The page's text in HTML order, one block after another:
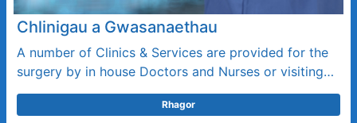
Chlinigau a Gwasanaethau
A number of Clinics & Services are provided for the
surgery by in house Doctors and Nurses or visiting…
Rhagor